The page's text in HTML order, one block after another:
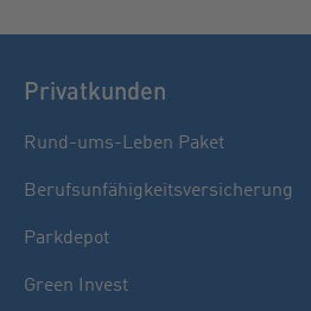
Privatkunden
Rund-ums-Leben Paket
Berufsunfähigkeitsversicherung
Parkdepot
Green Invest